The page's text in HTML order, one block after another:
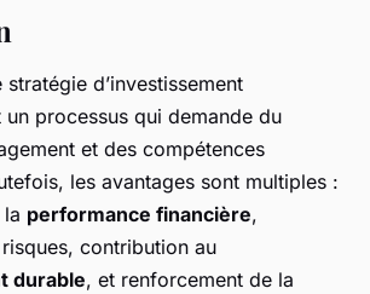
d’investissement
un processus qui demande du
et des compétences
les avantages sont multiples :
performance financière,
contribution au
durable, et renforcement de la